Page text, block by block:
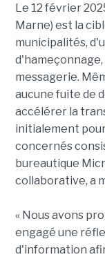
Le 12 février
Marne) est la
municipalités,
messagerie.
aucune fuite de
accélérer la
initialement
concernés
bureautique
collaborative, a
« Nous avons
engagé une
d'information